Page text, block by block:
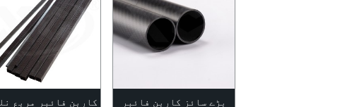
کاربن فائبر مربع بڑے سائز کاربن فائبر